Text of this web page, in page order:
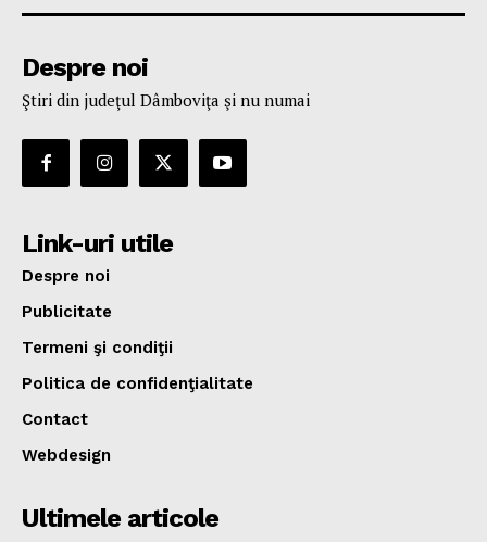
Despre noi
Ştiri din judeţul Dâmboviţa şi nu numai
Link-uri utile
Despre noi
Publicitate
Termeni şi condiţii
Politica de confidenţialitate
Contact
Webdesign
Ultimele articole